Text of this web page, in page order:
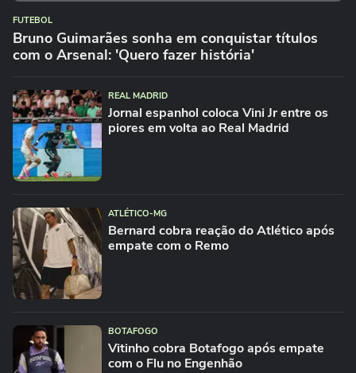
FUTEBOL
Bruno Guimarães sonha em conquistar títulos
com o Arsenal: 'Quero fazer história'
REAL MADRID
Jornal espanhol coloca Vini Jr entre os
piores em volta ao Real Madrid
ATLÉTICO-MG
Bernard cobra reação do Atlético após
empate com o Remo
BOTAFOGO
Vitinho cobra Botafogo após empate
com o Flu no Engenhão